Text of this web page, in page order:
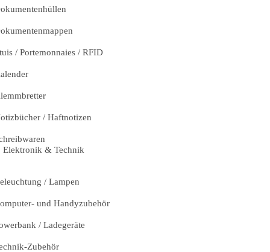
/ Portemonnaies / RFID
/ Haftnotizen
Elektronik & Technik
/ Lampen
und Handyzubehör
/ Ladegeräte
Zubehör